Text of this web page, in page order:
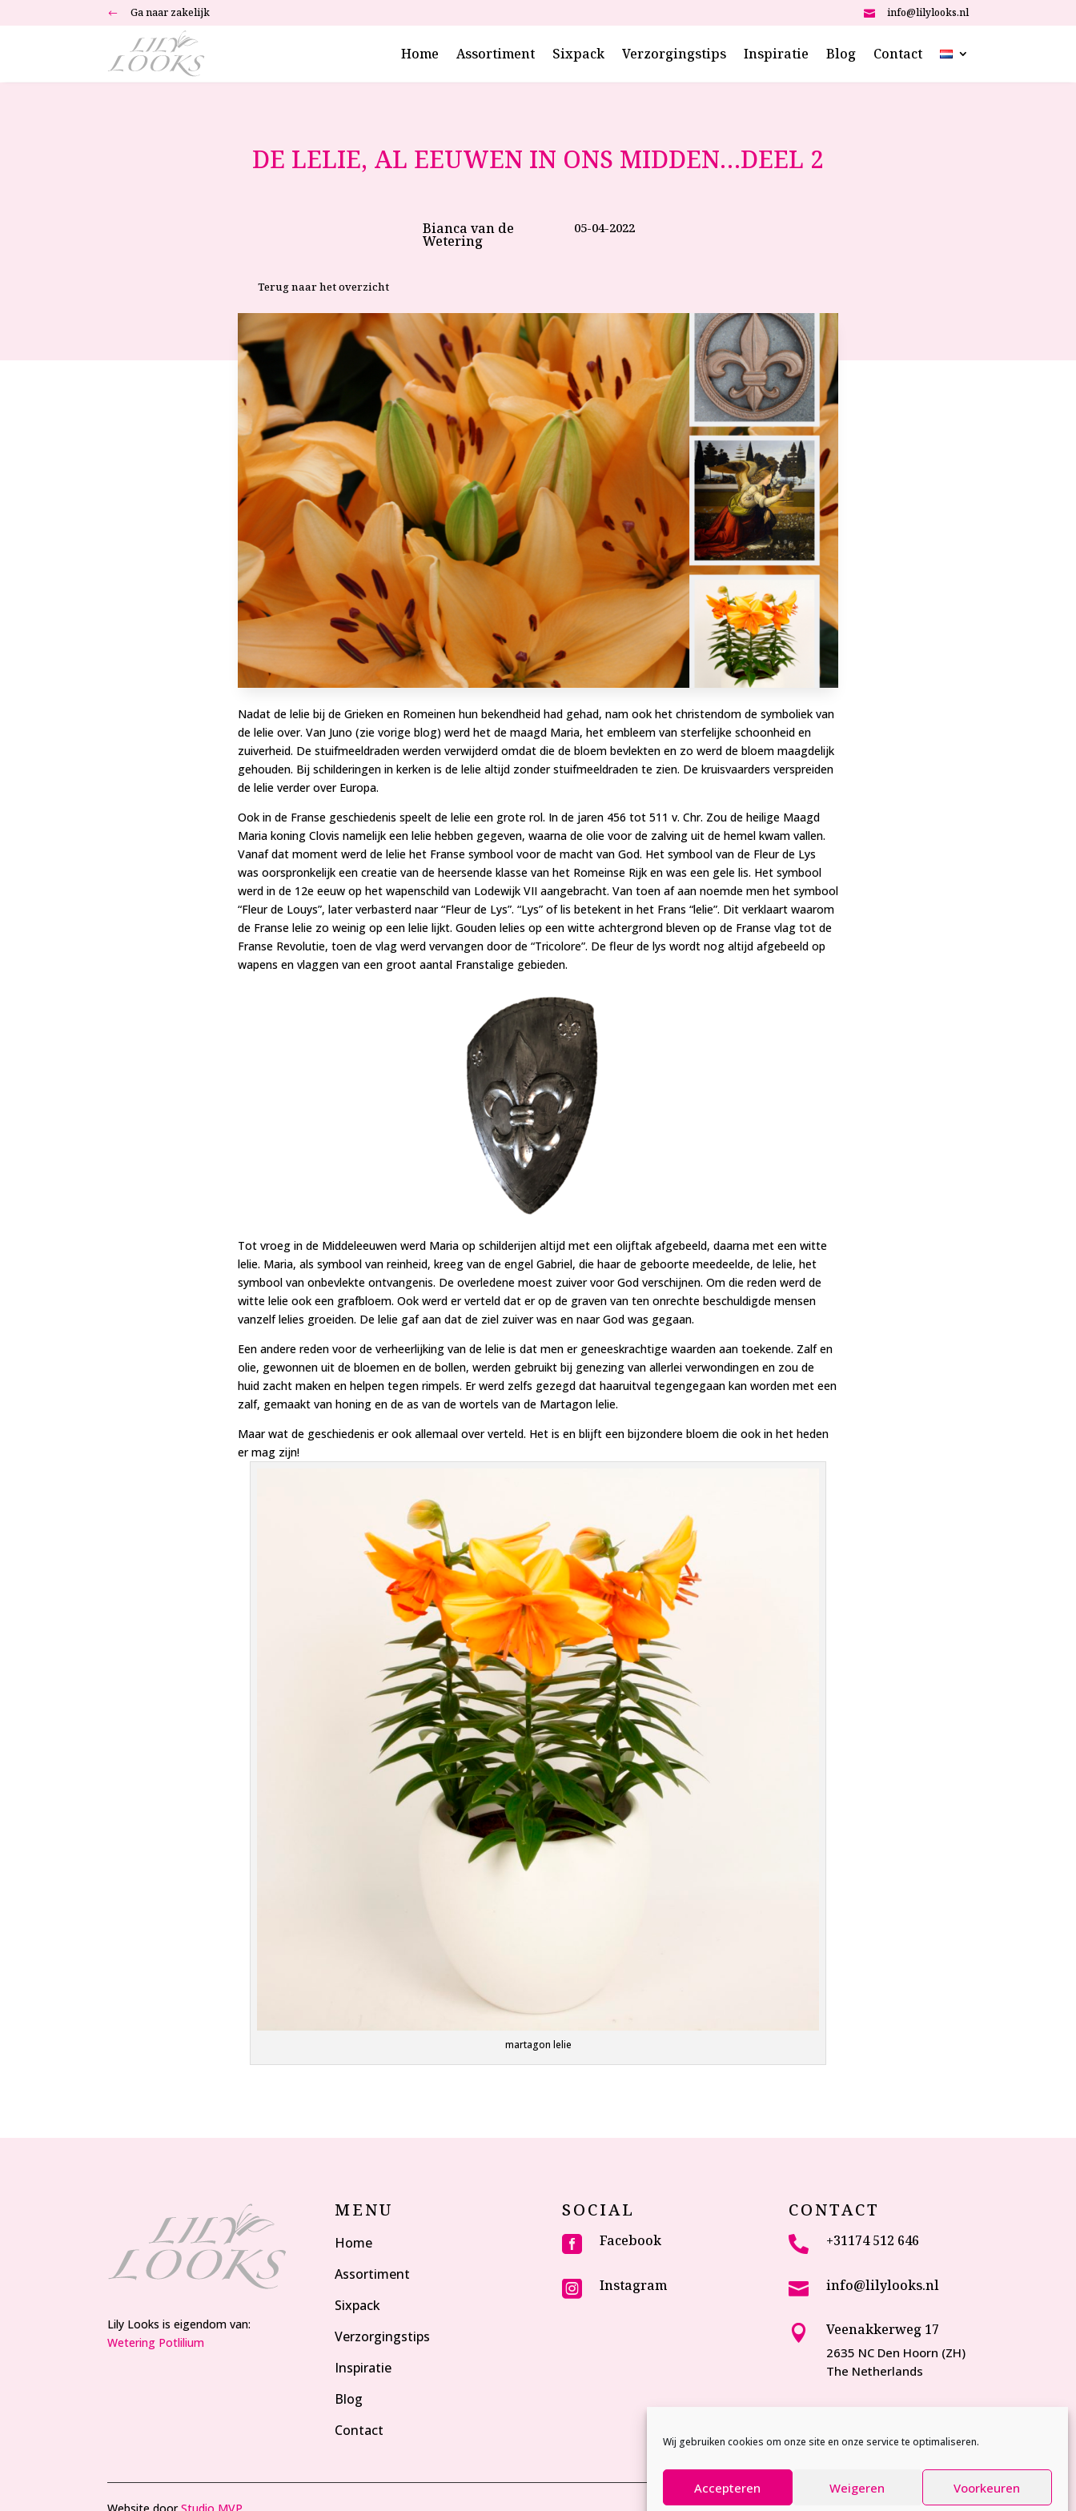
Wij gebruiken cookies om onze site en onze service te optimaliseren.
Accepteren Weigeren Voorkeuren
# Ga naar zakelijk  info@lilylooks.nl
Home Assortiment Sixpack Verzorgingstips Inspiratie Blog Contact
DE LELIE, AL EEUWEN IN ONS MIDDEN…DEEL 2
Bianca van de
Wetering
05-04-2022
Terug naar het overzicht
Nadat de lelie bij de Grieken en Romeinen hun bekendheid had gehad, nam ook het christendom de symboliek van
de lelie over. Van Juno (zie vorige blog) werd het de maagd Maria, het embleem van sterfelijke schoonheid en
zuiverheid. De stuifmeeldraden werden verwijderd omdat die de bloem bevlekten en zo werd de bloem maagdelijk
gehouden. Bij schilderingen in kerken is de lelie altijd zonder stuifmeeldraden te zien. De kruisvaarders verspreiden
de lelie verder over Europa.
Ook in de Franse geschiedenis speelt de lelie een grote rol. In de jaren 456 tot 511 v. Chr. Zou de heilige Maagd
Maria koning Clovis namelijk een lelie hebben gegeven, waarna de olie voor de zalving uit de hemel kwam vallen.
Vanaf dat moment werd de lelie het Franse symbool voor de macht van God. Het symbool van de Fleur de Lys
was oorspronkelijk een creatie van de heersende klasse van het Romeinse Rijk en was een gele lis. Het symbool
werd in de 12e eeuw op het wapenschild van Lodewijk VII aangebracht. Van toen af aan noemde men het symbool
“Fleur de Louys”, later verbasterd naar “Fleur de Lys”. “Lys” of lis betekent in het Frans “lelie”. Dit verklaart waarom
de Franse lelie zo weinig op een lelie lijkt. Gouden lelies op een witte achtergrond bleven op de Franse vlag tot de
Franse Revolutie, toen de vlag werd vervangen door de “Tricolore”. De fleur de lys wordt nog altijd afgebeeld op
wapens en vlaggen van een groot aantal Franstalige gebieden.
Tot vroeg in de Middeleeuwen werd Maria op schilderijen altijd met een olijftak afgebeeld, daarna met een witte
lelie. Maria, als symbool van reinheid, kreeg van de engel Gabriel, die haar de geboorte meedeelde, de lelie, het
symbool van onbevlekte ontvangenis. De overledene moest zuiver voor God verschijnen. Om die reden werd de
witte lelie ook een grafbloem. Ook werd er verteld dat er op de graven van ten onrechte beschuldigde mensen
vanzelf lelies groeiden. De lelie gaf aan dat de ziel zuiver was en naar God was gegaan.
Een andere reden voor de verheerlijking van de lelie is dat men er geneeskrachtige waarden aan toekende. Zalf en
olie, gewonnen uit de bloemen en de bollen, werden gebruikt bij genezing van allerlei verwondingen en zou de
huid zacht maken en helpen tegen rimpels. Er werd zelfs gezegd dat haaruitval tegengegaan kan worden met een
zalf, gemaakt van honing en de as van de wortels van de Martagon lelie.
Maar wat de geschiedenis er ook allemaal over verteld. Het is en blijft een bijzondere bloem die ook in het heden
er mag zijn!
martagon lelie
Lily Looks is eigendom van:
Wetering Potlilium
MENU
Home
Assortiment
Sixpack
Verzorgingstips
Inspiratie
Blog
Contact
SOCIAL
 Facebook
 Instagram
CONTACT
 +31174 512 646
 info@lilylooks.nl
 Veenakkerweg 17
2635 NC Den Hoorn (ZH)
The Netherlands